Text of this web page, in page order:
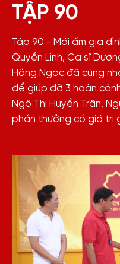
TẬP 90
Tập 90 - Mái ấm gia
Quyền Linh, Ca sĩ
Hồng Ngọc đã cùng
để giúp đỡ 3 hoàn
Ngô Thị Huyền Trân,
phần thưởng có giá trị